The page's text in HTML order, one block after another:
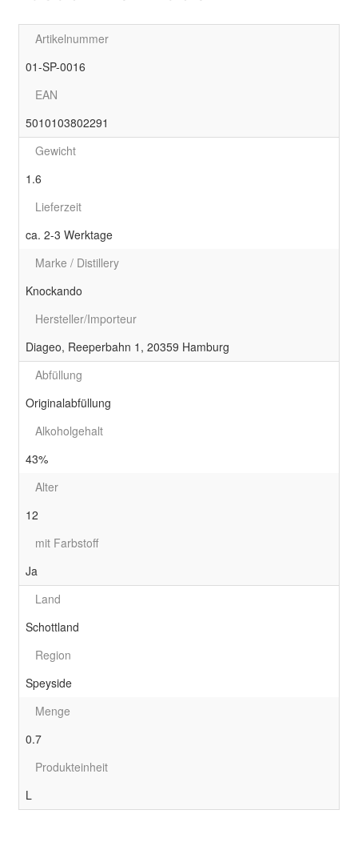
Artikelnummer
01-SP-0016
EAN
5010103802291
Gewicht
1.6
Lieferzeit
ca. 2-3 Werktage
Marke / Distillery
Knockando
Hersteller/Importeur
Diageo, Reeperbahn 1, 20359 Hamburg
Abfüllung
Originalabfüllung
Alkoholgehalt
43%
Alter
12
mit Farbstoff
Ja
Land
Schottland
Region
Speyside
Menge
0.7
Produkteinheit
L